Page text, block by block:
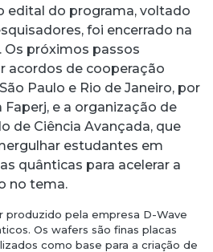
edital do programa, voltado
foi encerrado na
Os próximos passos
acordos de cooperação
Paulo e Rio de Janeiro, por
e a organização de
de Ciência Avançada, que
estudantes em
quânticas para acelerar a
no tema.
produzido pela empresa D-Wave
Os wafers são finas placas
como base para a criação de